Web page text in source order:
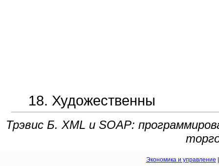
18. Художественны
Трэвис Б. XML и SOAP:
Экономика и управление